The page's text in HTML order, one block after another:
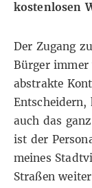
kostenlosen
Der Zugang
Bürger
abstrakte
auch das
ist der
meines
Straßen